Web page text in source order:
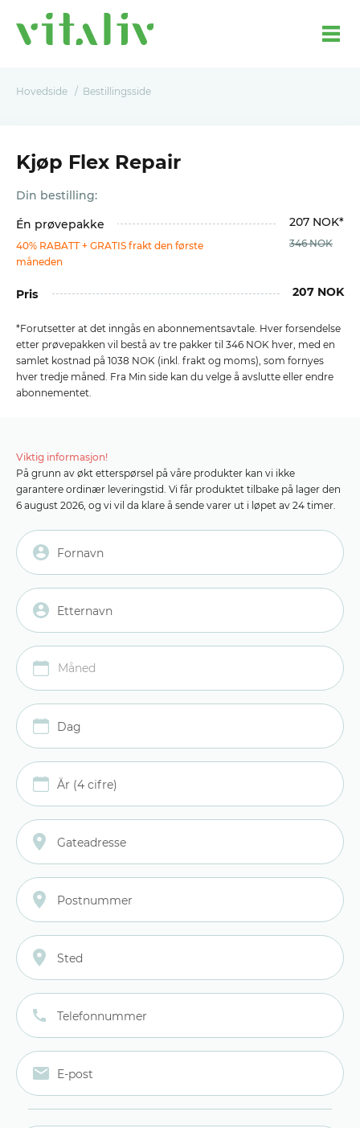
Hovedside Bestillingsside
Kjøp Flex Repair
Din bestilling:
Én prøvepakke
40% RABATT + GRATIS frakt den første
måneden
207 NOK*
346 NOK
Pris 207 NOK
*Forutsetter at det inngås en abonnementsavtale. Hver forsendelse
etter prøvepakken vil bestå av tre pakker til 346 NOK hver, med en
samlet kostnad på 1038 NOK (inkl. frakt og moms), som fornyes
hver tredje måned. Fra Min side kan du velge å avslutte eller endre
abonnementet.
Viktig informasjon!
På grunn av økt etterspørsel på våre produkter kan vi ikke
garantere ordinær leveringstid. Vi får produktet tilbake på lager den
6 august 2026, og vi vil da klare å sende varer ut i løpet av 24 timer.